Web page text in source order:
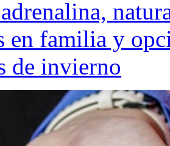
en familia y
de invierno